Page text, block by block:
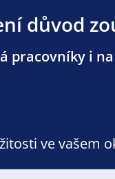
důvod
pracovníky i
ve vašem